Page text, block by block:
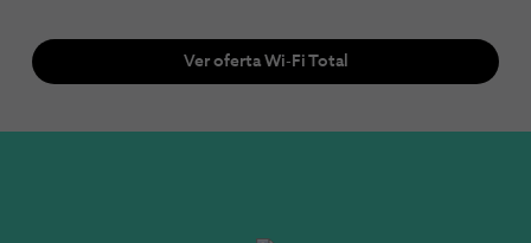
Ver oferta Wi-Fi Total